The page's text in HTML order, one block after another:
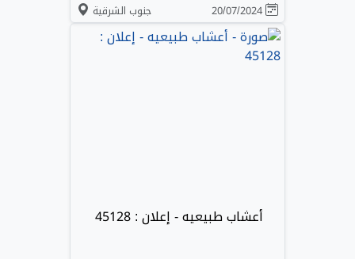
جنوب الشرقية
أعشاب طبيعيه - إعلان : 45128